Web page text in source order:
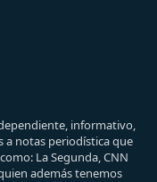
informativo,
a notas periodística que
La Segunda, CNN
además tenemos